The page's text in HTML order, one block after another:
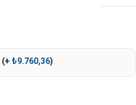
(+ ₺9.760,36)